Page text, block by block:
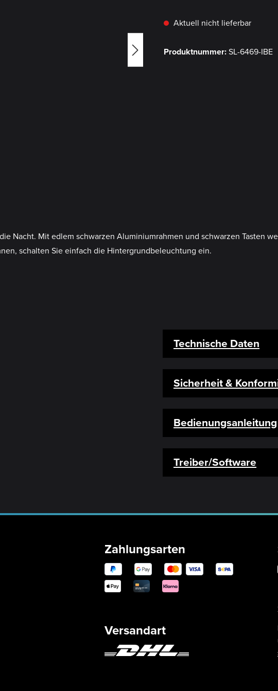
Aktuell nicht lieferbar
Produktnummer:SL-6469-IBE
Nacht. Mit edlem schwarzen Aluminiumrahmen und schwarzen Tasten
schalten Sie einfach die Hintergrundbeleuchtung ein.
Technische Daten
Sicherheit &
Bedienungsanleitung
Treiber/Software
Zahlungsarten
Versandart